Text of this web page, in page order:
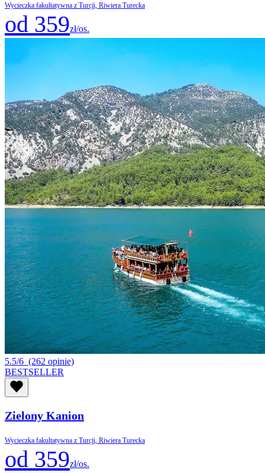
Wycieczka fakultatywna z Turcji, Riwiera Turecka
od 359zł/os.
5.5/6 (262 opinie)
BESTSELLER
Zielony Kanion
Wycieczka fakultatywna z Turcji, Riwiera Turecka
od 359zł/os.